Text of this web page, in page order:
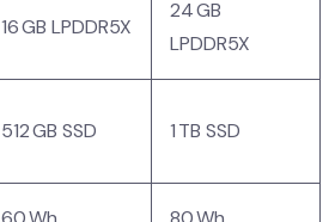
16 GB LPDDR5X
24 GB
LPDDR5X
512 GB SSD 1 TB SSD